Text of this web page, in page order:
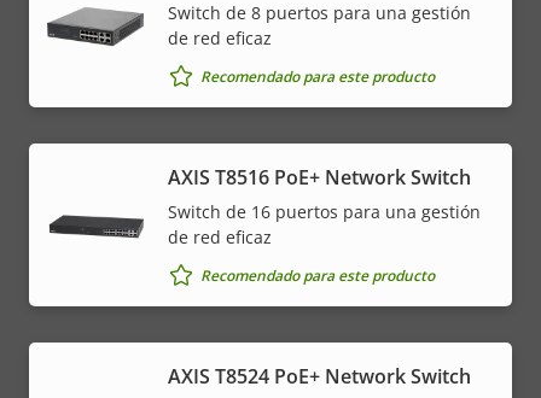
Switch de 8 puertos para una gestión
de red eficaz
Recomendado para este producto
AXIS T8516 PoE+ Network Switch
Switch de 16 puertos para una gestión
de red eficaz
Recomendado para este producto
AXIS T8524 PoE+ Network Switch